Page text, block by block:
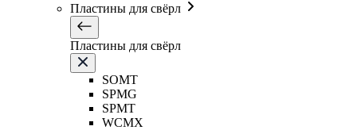
Пластины для свёрл
Пластины для свёрл
SOMT
SPMG
SPMT
WCMX